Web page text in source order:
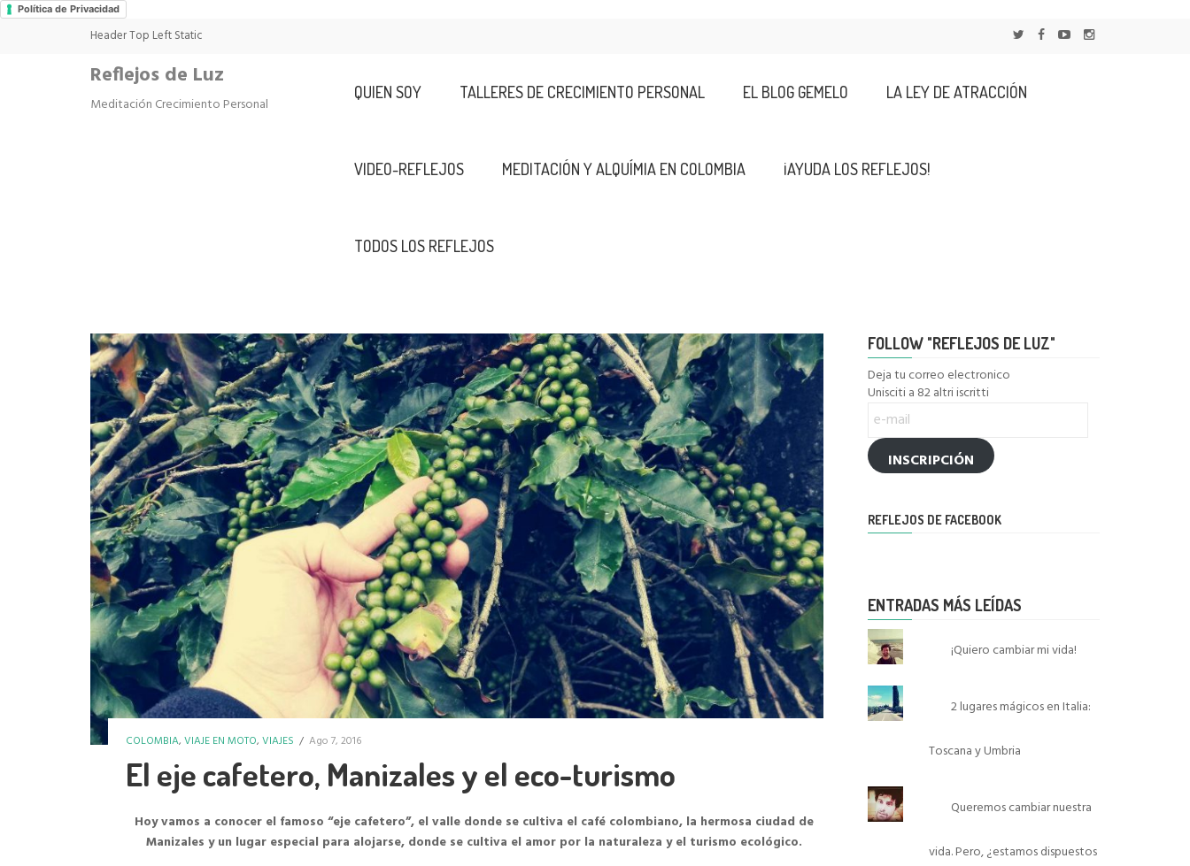
Política de Privacidad
Header Top Left Static
Reflejos de Luz
Meditación Crecimiento Personal
QUIEN SOY TALLERES DE CRECIMIENTO PERSONAL EL BLOG GEMELO LA LEY DE ATRACCIÓN
VIDEO-REFLEJOS MEDITACIÓN Y ALQUÍMIA EN COLOMBIA ¡AYUDA LOS REFLEJOS!
TODOS LOS REFLEJOS
COLOMBIA, VIAJE EN MOTO, VIAJES / Ago 7, 2016
El eje cafetero, Manizales y el eco-turismo
Hoy vamos a conocer el famoso “eje cafetero”, el valle donde se cultiva el café colombiano, la hermosa ciudad de
Manizales y un lugar especial para alojarse, donde se cultiva el amor por la naturaleza y el turismo ecológico.
FOLLOW "REFLEJOS DE LUZ"
Deja tu correo electronico
Unisciti a 82 altri iscritti
mail
INSCRIPCIÓN
REFLEJOS DE FACEBOOK
ENTRADAS MÁS LEÍDAS
¡Quiero cambiar mi vida!
2 lugares mágicos en Italia:
Toscana y Umbria
Queremos cambiar nuestra
vida. Pero, ¿estamos dispuestos